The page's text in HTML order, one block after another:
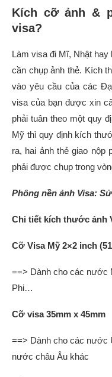
Kích cỡ ảnh &
visa?
Làm visa đi Mĩ, Nhật
cần chụp ảnh thẻ. Kích
vào yêu cầu của các
visa của bạn được xin
phải tuân theo một quy
Mỹ thì quy định kích
ra, hai ảnh thẻ giao nộp
phải được chụp trong
Phông nền ảnh Visa:
Chi tiết kích thước ảnh
Cỡ Visa Mỹ 2×2 inch
==> Dành cho các nước
Phi…
Cỡ visa 35mm x 45mm
==> Dành cho các nước
nước châu Âu khác